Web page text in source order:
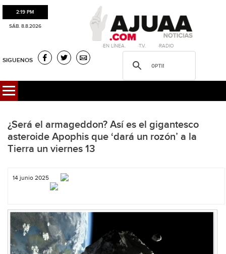
2:19 PM
SÁB. 8.8.2026
·EN LÍNEA. ·T.V. ·RADIO
SIGUENOS
¿Será el armageddon? Así es el gigantesco
asteroide Apophis que ‘dará un rozón’ a la
Tierra un viernes 13
14 junio 2025